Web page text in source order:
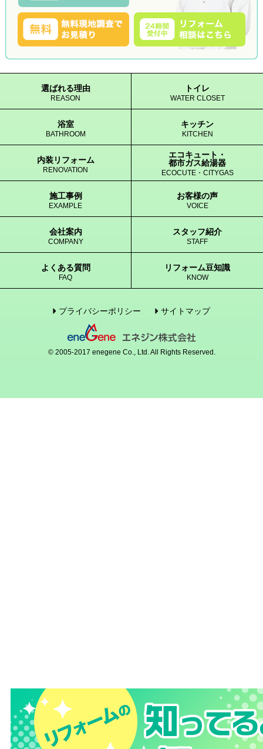
選ばれる理由
REASON
トイレ
WATER CLOSET
浴室
BATHROOM
キッチン
KITCHEN
内装リフォーム
RENOVATION
エコキュート・
都市ガス給湯器
ECOCUTE・CITYGAS
施工事例
EXAMPLE
お客様の声
VOICE
会社案内
COMPANY
スタッフ紹介
STAFF
よくある質問
FAQ
リフォーム豆知識
KNOW
プライバシーポリシー サイトマップ
© 2005-2017 enegene Co., Ltd. All Rights Reserved.